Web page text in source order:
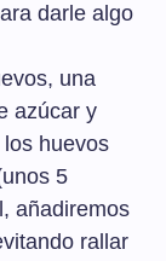
darle algo
una
azúcar y
huevos
5
añadiremos
rallar